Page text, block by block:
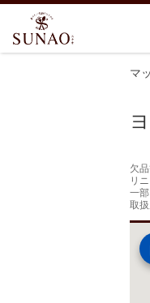
マ
欠
リ
一
取